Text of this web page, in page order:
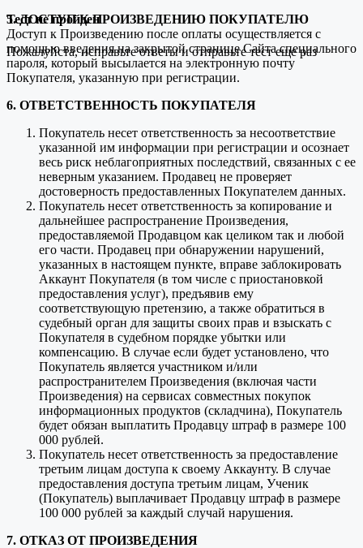
Тест не пройден
Пожалуйста, исправьте ответы и отправьте тест еще раз
5. ДОСТУП К ПРОИЗВЕДЕНИЮ ПОКУПАТЕЛЮ
Доступ к Произведению после оплаты осуществляется с
помощью введения на закрытой странице Сайта специального
пароля, который высылается на электронную почту
Покупателя, указанную при регистрации.
6. ОТВЕТСТВЕННОСТЬ ПОКУПАТЕЛЯ
Покупатель несет ответственность за несоответствие
указанной им информации при регистрации и осознает
весь риск неблагоприятных последствий, связанных с ее
неверным указанием. Продавец не проверяет
достоверность предоставленных Покупателем данных.
Покупатель несет ответственность за копирование и
дальнейшее распространение Произведения,
предоставляемой Продавцом как целиком так и любой
его части. Продавец при обнаружении нарушений,
указанных в настоящем пункте, вправе заблокировать
Аккаунт Покупателя (в том числе с приостановкой
предоставления услуг), предъявив ему
соответствующую претензию, а также обратиться в
судебный орган для защиты своих прав и взыскать с
Покупателя в судебном порядке убытки или
компенсацию. В случае если будет установлено, что
Покупатель является участником и/или
распространителем Произведения (включая части
Произведения) на сервисах совместных покупок
информационных продуктов (складчина), Покупатель
будет обязан выплатить Продавцу штраф в размере 100
000 рублей.
Покупатель несет ответственность за предоставление
третьим лицам доступа к своему Аккаунту. В случае
предоставления доступа третьим лицам, Ученик
(Покупатель) выплачивает Продавцу штраф в размере
100 000 рублей за каждый случай нарушения.
7. ОТКАЗ ОТ ПРОИЗВЕДЕНИЯ